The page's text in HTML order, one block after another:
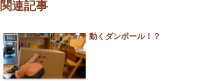
関連記事
日記 動くダンボール！？